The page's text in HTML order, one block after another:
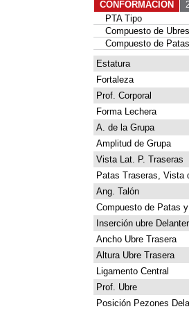
CONFORMACIÓN
PTA Tipo
Compuesto de Ubres
Compuesto de
Estatura
Fortaleza
Prof. Corporal
Forma Lechera
A. de la Grupa
Amplitud de Grupa
Vista Lat. P. Traseras
Patas Traseras, Vista
Ang. Talón
Compuesto de Patas
Inserción ubre
Ancho Ubre Trasera
Altura Ubre Trasera
Ligamento Central
Prof. Ubre
Posición Pezones